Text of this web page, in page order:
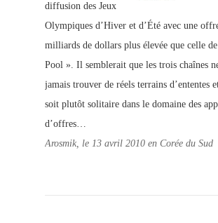
diffusion des Jeux
Olympiques d’Hiver et d’Été avec une
milliards de dollars plus élevée que celle
Pool ». Il semblerait que les trois chaînes
jamais trouver de réels terrains d’ententes
soit plutôt solitaire dans le domaine des
d’offres…
Arosmik, le 13 avril 2010 en Corée du Sud